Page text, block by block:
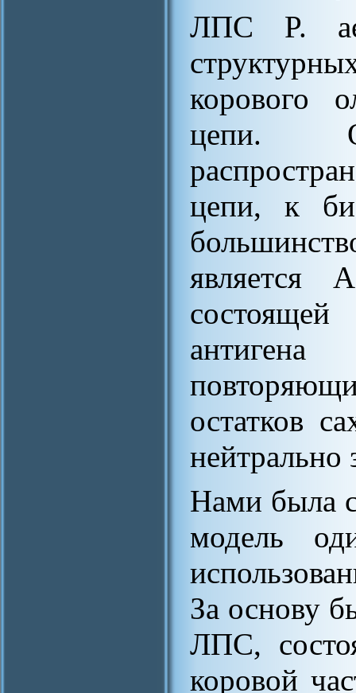
ЛПС P.
корового
цепи.
цепи, к
является
остатков
Нами была
модель
За основу
ЛПС,
коровой